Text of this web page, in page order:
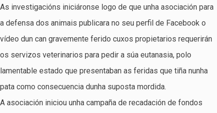
As investigacións iniciáronse logo de que unha asociación para
a defensa dos animais publicara no seu perfil de Facebook o
vídeo dun can gravemente ferido cuxos propietarios requerirán
os servizos veterinarios para pedir a súa eutanasia, polo
lamentable estado que presentaban as feridas que tiña nunha
pata como consecuencia dunha suposta mordida.
A asociación iniciou unha campaña de recadación de fondos